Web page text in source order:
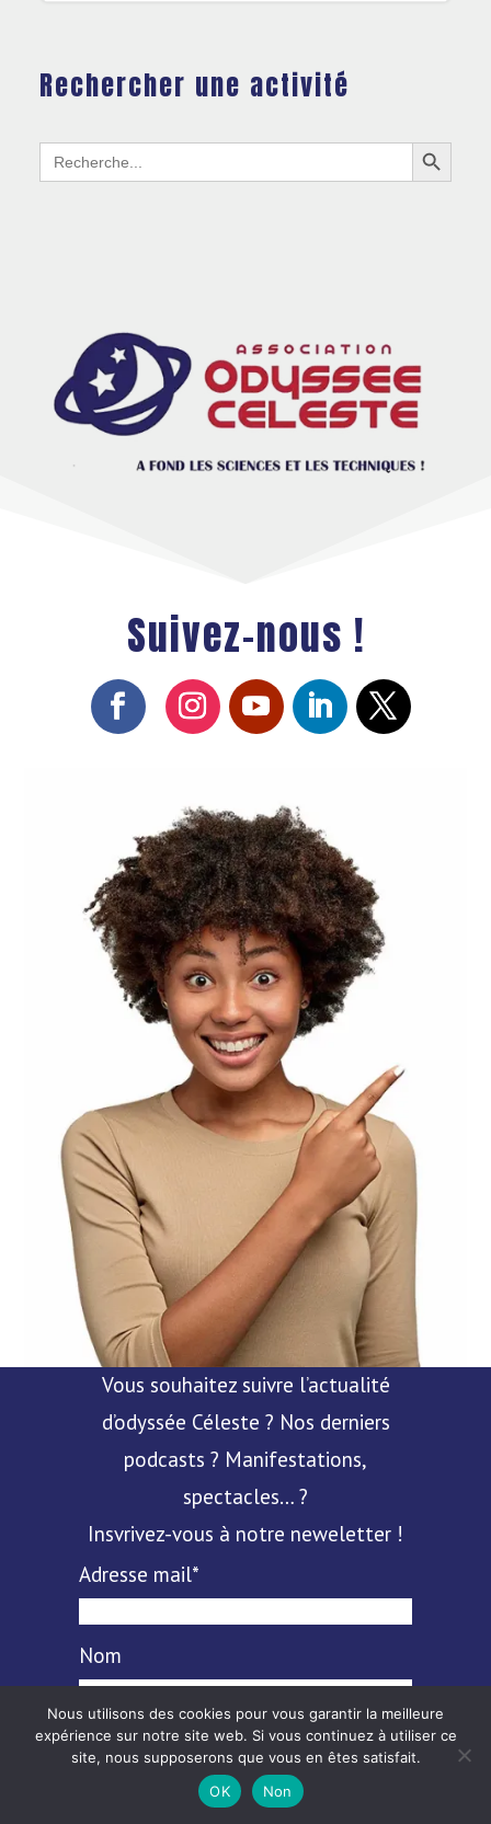
Rechercher une activité
Search
for:
Search Button
Suivez-nous !
Vous souhaitez suivre l’actualité
d’odyssée Céleste ? Nos derniers
podcasts ? Manifestations,
spectacles… ?
Insvrivez-vous à notre neweletter !
Adresse mail*
Nom
Prénom
Nous utilisons des cookies pour vous garantir la meilleure
expérience sur notre site web. Si vous continuez à utiliser ce
site, nous supposerons que vous en êtes satisfait.
OK
Non